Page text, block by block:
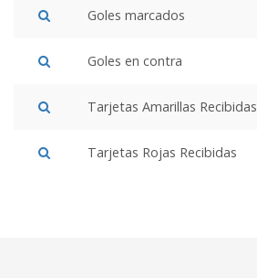
Goles marcados
Goles en contra
Tarjetas Amarillas Recibidas
Tarjetas Rojas Recibidas